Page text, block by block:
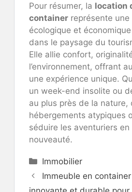
Pour résumer, la location
container représente
écologique et
dans le paysage du
Elle allie confort,
l’environnement, offrant
une expérience unique.
un week-end insolite ou
au plus près de la nature,
hébergements atypiques
séduire les aventuriers
nouveauté.
Catégories
Immobilier
Immeuble en